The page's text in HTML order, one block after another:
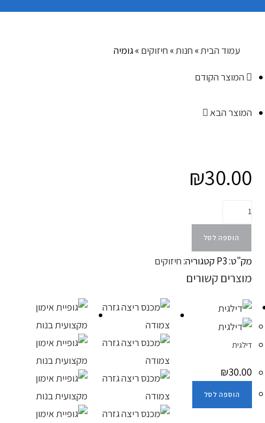
עמוד הבית» חנות» חיזוקים»גומיה
המוצר הקודם
המוצר הבא
₪30.00
הוספה לסל
מק"ט:P3 קטגוריה:חיזוקים
מוצרים קשורים
דילגית
₪30.00
הוספה לסל